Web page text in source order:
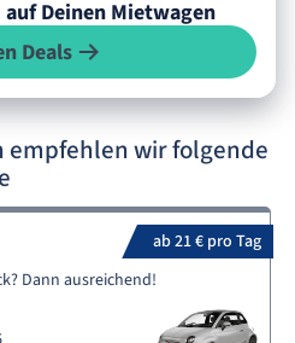
Deinen Mietwagen
Deals
empfehlen wir folgende
ab 21 € pro Tag
Dann ausreichend!